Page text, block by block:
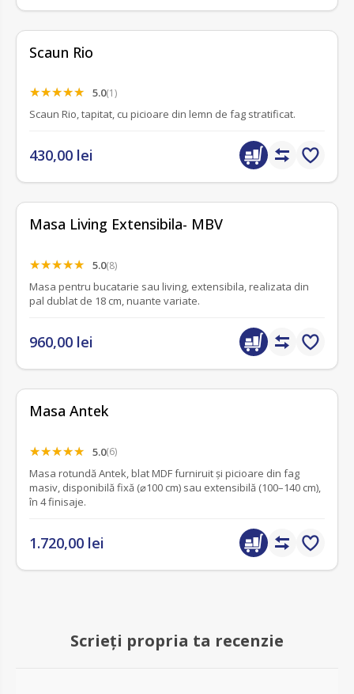
Scaun Rio
5.0(1)
Scaun Rio, tapitat, cu picioare din lemn de fag stratificat.
430,00 lei
Masa Living Extensibila- MBV
5.0(8)
Masa pentru bucatarie sau living, extensibila, realizata din
pal dublat de 18 cm, nuante variate.
960,00 lei
Masa Antek
5.0(6)
Masa rotundă Antek, blat MDF furniruit și picioare din fag
masiv, disponibilă fixă (⌀100 cm) sau extensibilă (100–140 cm),
în 4 finisaje.
1.720,00 lei
Scrieți propria ta recenzie